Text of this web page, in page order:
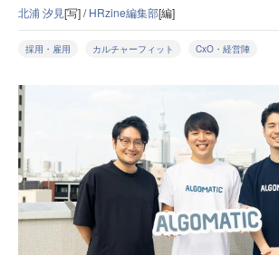
北浦 汐見[写] /HRzine編集部[編]
採用・雇用 カルチャーフィット CxO・経営陣